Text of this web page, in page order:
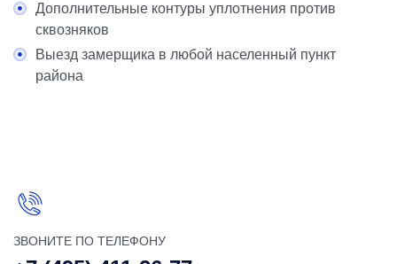
Дополнительные контуры уплотнения против
сквозняков
Выезд замерщика в любой населенный пункт
района
ЗВОНИТЕ ПО ТЕЛЕФОНУ